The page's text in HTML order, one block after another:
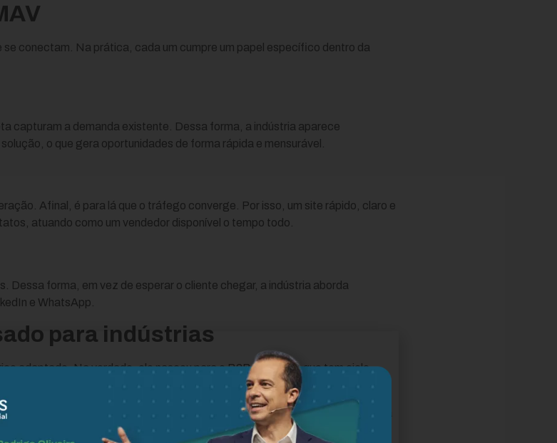
se conectam. Na prática, cada um cumpre um papel específico dentro da
capturam a demanda existente. Dessa forma, a indústria aparece
o que gera oportunidades de forma rápida e mensurável.
Afinal, é para lá que o tráfego converge. Por isso, um site rápido, claro e
atuando como um vendedor disponível o tempo todo.
Dessa forma, em vez de esperar o cliente chegar, a indústria aborda
e WhatsApp.
para indústrias
adaptado. Na verdade, ele nasceu para o B2B industrial, que tem ciclo
pilar respeita o tempo e a complexidade da venda industrial.
do setor. Ou seja, fala com engenheiros, compradores e diretores de forma
decisão.